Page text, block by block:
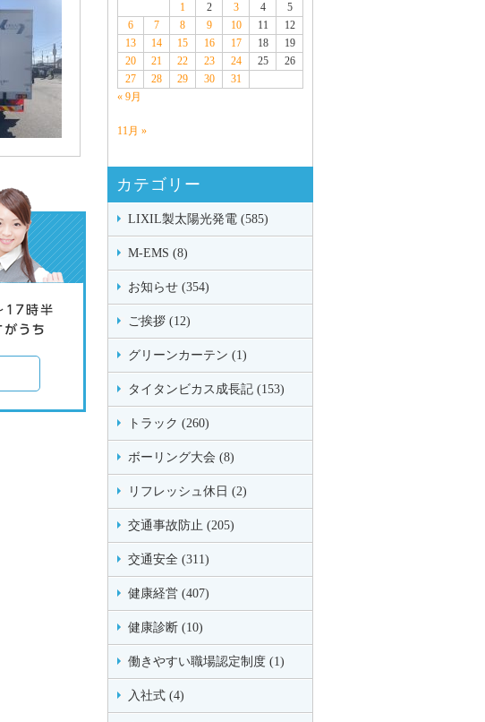
1
2 3 4
5
6
7 8 9 10 11
12
13
14 15 16 17 18
19
20
21 22 23 24 25
26
27
28 29 30
31
« 9月
11月 »
カテゴリー
LIXIL製太陽光発電 (585)
M-EMS (8)
お知らせ (354)
ご挨拶 (12)
グリーンカーテン (1)
タイタンビカス成長記 (153)
トラック (260)
ボーリング大会 (8)
リフレッシュ休日 (2)
交通事故防止 (205)
交通安全 (311)
健康経営 (407)
健康診断 (10)
働きやすい職場認定制度 (1)
入社式 (4)